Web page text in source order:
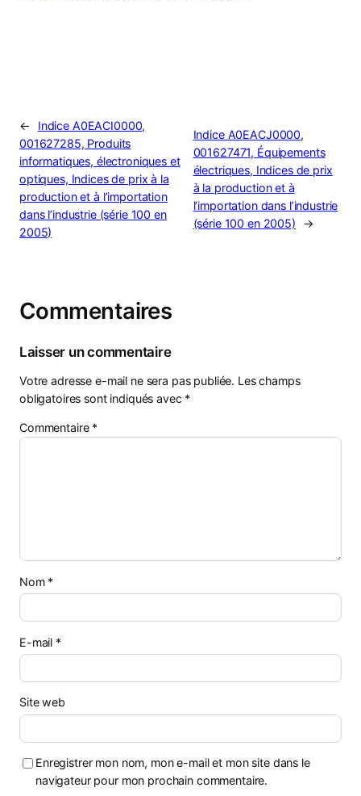
←
Indice A0EACI0000,
001627285, Produits
informatiques, électroniques et
optiques, Indices de prix à la
production et à l’importation
dans l’industrie (série 100 en
2005)
Indice A0EACJ0000,
001627471, Équipements
électriques, Indices de prix
à la production et à
l’importation dans l’industrie
(série 100 en 2005)
→
Commentaires
Laisser un commentaire
Votre adresse e-mail ne sera pas publiée. Les champs
obligatoires sont indiqués avec *
Commentaire *
Nom *
E-mail *
Site web
Enregistrer mon nom, mon e-mail et mon site dans le
navigateur pour mon prochain commentaire.